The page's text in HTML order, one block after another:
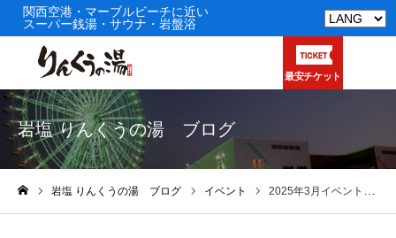
関西空港・マーブルビーチに近い
スーパー銭湯・サウナ・岩盤浴
最安チケット
岩塩 りんくうの湯 ブログ
岩塩 りんくうの湯 ブログ イベント 2025年3月イベントカレンダー